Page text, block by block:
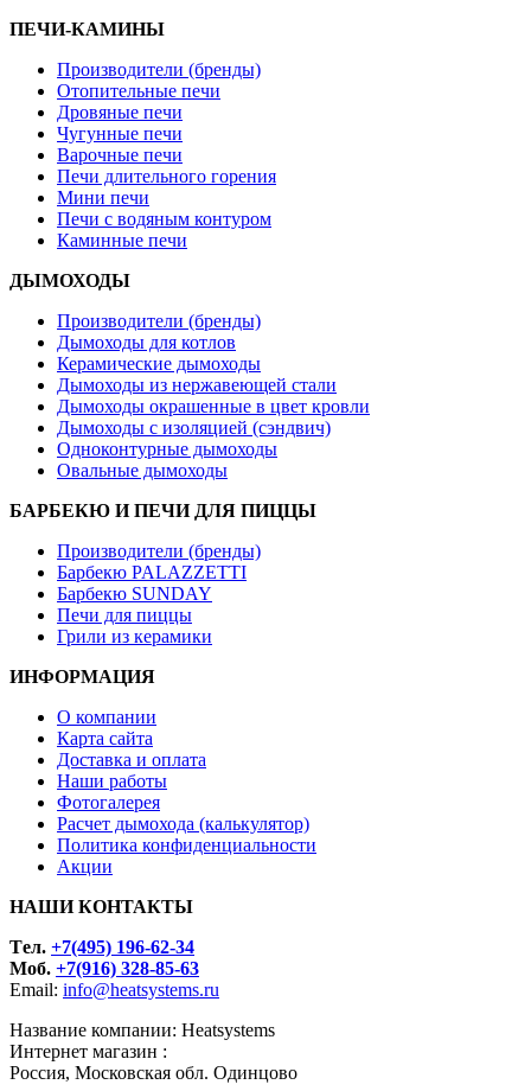
ПЕЧИ-КАМИНЫ
Производители (бренды)
Отопительные печи
Дровяные печи
Чугунные печи
Варочные печи
Печи длительного горения
Мини печи
Печи с водяным контуром
Каминные печи
ДЫМОХОДЫ
Производители (бренды)
Дымоходы для котлов
Керамические дымоходы
Дымоходы из нержавеющей стали
Дымоходы окрашенные в цвет кровли
Дымоходы с изоляцией (сэндвич)
Одноконтурные дымоходы
Овальные дымоходы
БАРБЕКЮ И ПЕЧИ ДЛЯ ПИЦЦЫ
Производители (бренды)
Барбекю PALAZZETTI
Барбекю SUNDAY
Печи для пиццы
Грили из керамики
ИНФОРМАЦИЯ
О компании
Карта сайта
Доставка и оплата
Наши работы
Фотогалерея
Расчет дымохода (калькулятор)
Политика конфиденциальности
Акции
НАШИ КОНТАКТЫ
Tел. +7(495) 196-62-34
Моб. +7(916) 328-85-63
Email: info@heatsystems.ru
Название компании: Heatsystems
Интернет магазин :
Россия, Московская обл. Одинцово